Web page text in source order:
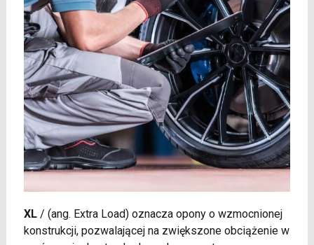
XL/ (ang. Extra Load) oznacza opony o wzmocnionej
konstrukcji, pozwalającej na zwiększone obciążenie w